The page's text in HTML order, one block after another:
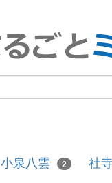
小泉八雲 2 社